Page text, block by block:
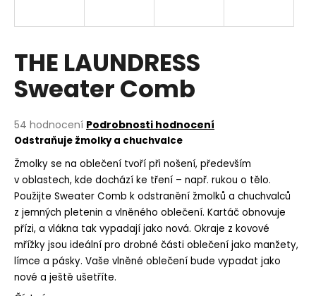
Průměrné
hodnocení
je
5,0
z
5
hvězdiček.
54 hodnocení Podrobnosti hodnocení
THE LAUNDRESS
Sweater Comb
Odstraňuje žmolky a chuchvalce
Žmolky se na oblečení tvoří při nošení, především
v oblastech, kde dochází ke tření – např. rukou o tělo.
Použijte Sweater Comb k odstranění žmolků a chuchvalců
z jemných pletenin a vlněného oblečení. Kartáč obnovuje
přízi, a vlákna tak vypadají jako nová. Okraje z kovové
mřížky jsou ideální pro drobné části oblečení jako manžety,
límce a pásky. Vaše vlněné oblečení bude vypadat jako
nové a ještě ušetříte.
í
t
?
HLEDAT
D
o
p
o
r